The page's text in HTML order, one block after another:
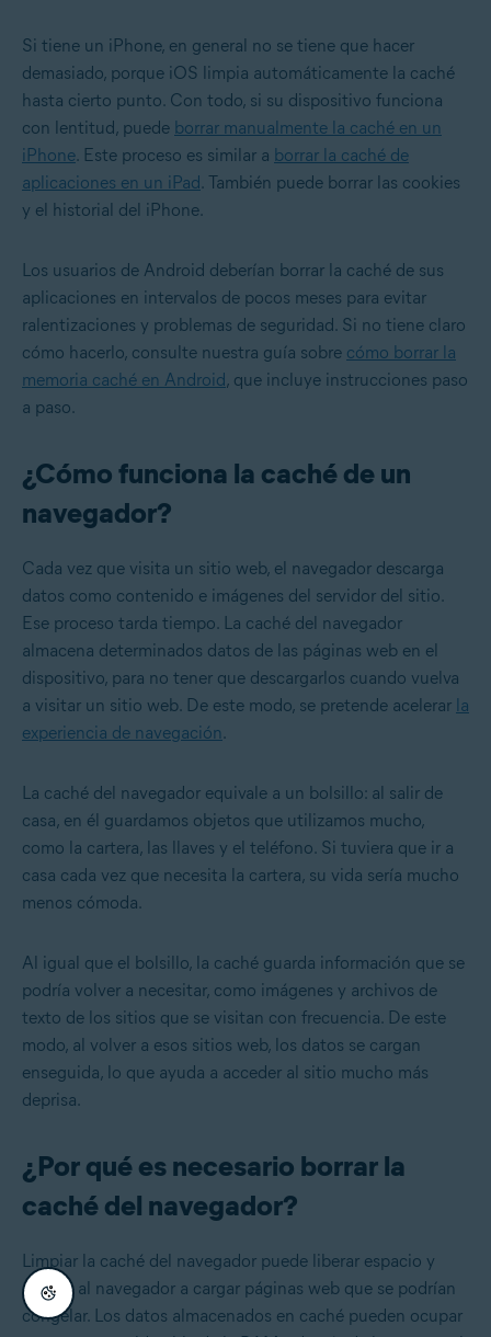
Si tiene un iPhone, en general no se tiene que hacer
demasiado, porque iOS limpia automáticamente la caché
hasta cierto punto. Con todo, si su dispositivo funciona
con lentitud, puede borrar manualmente la caché en un
iPhone. Este proceso es similar a borrar la caché de
aplicaciones en un iPad. También puede borrar las cookies
y el historial del iPhone.
Los usuarios de Android deberían borrar la caché de sus
aplicaciones en intervalos de pocos meses para evitar
ralentizaciones y problemas de seguridad. Si no tiene claro
cómo hacerlo, consulte nuestra guía sobre cómo borrar la
memoria caché en Android, que incluye instrucciones paso
a paso.
¿Cómo funciona la caché de un
navegador?
Cada vez que visita un sitio web, el navegador descarga
datos como contenido e imágenes del servidor del sitio.
Ese proceso tarda tiempo. La caché del navegador
almacena determinados datos de las páginas web en el
dispositivo, para no tener que descargarlos cuando vuelva
a visitar un sitio web. De este modo, se pretende acelerar la
experiencia de navegación .
La caché del navegador equivale a un bolsillo: al salir de
casa, en él guardamos objetos que utilizamos mucho,
como la cartera, las llaves y el teléfono. Si tuviera que ir a
casa cada vez que necesita la cartera, su vida sería mucho
menos cómoda.
Al igual que el bolsillo, la caché guarda información que se
podría volver a necesitar, como imágenes y archivos de
texto de los sitios que se visitan con frecuencia. De este
modo, al volver a esos sitios web, los datos se cargan
enseguida, lo que ayuda a acceder al sitio mucho más
deprisa.
¿Por qué es necesario borrar la
caché del navegador?
Limpiar la caché del navegador puede liberar espacio y
ayudar al navegador a cargar páginas web que se podrían
congelar. Los datos almacenados en caché pueden ocupar